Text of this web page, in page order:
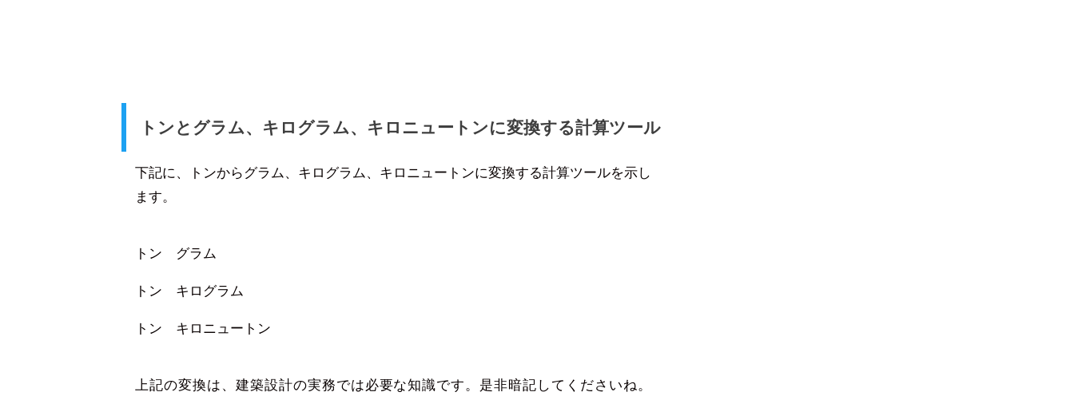
トンとグラム、キログラム、キロニュートンに変換する計算ツール
下記に、トンからグラム、キログラム、キロニュートンに変換する計算ツールを示し
ます。
トン グラム
トン キログラム
トン キロニュートン
上記の変換は、建築設計の実務では必要な知識です。是非暗記してくださいね。